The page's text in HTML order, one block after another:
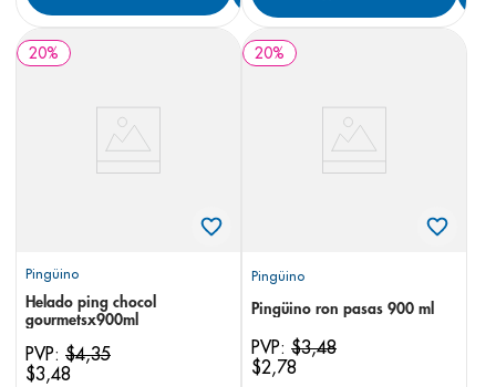
20%
Pingüino
Helado ping chocol
gourmetsx900ml
PVP: $4,35
$3,48
20%
Pingüino
Pingüino ron pasas 900 ml
PVP: $3,48
$2,78